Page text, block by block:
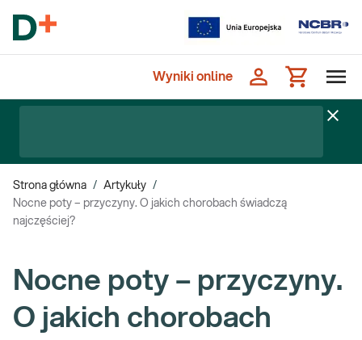
Wyniki online
Strona główna / Artykuły /
Nocne poty – przyczyny. O jakich chorobach świadczą
najczęściej?
Nocne poty – przyczyny.
O jakich chorobach